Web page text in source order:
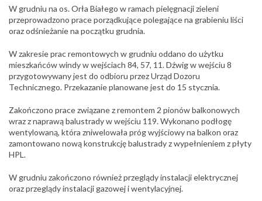
W grudniu na os. Orła Białego w ramach pielęgnacji zieleni
przeprowadzono prace porządkujące polegające na grabieniu liści
oraz odśnieżanie na początku grudnia.
W zakresie prac remontowych w grudniu oddano do użytku
mieszkańców windy w wejściach 84, 57, 11. Dźwig w wejściu 8
przygotowywany jest do odbioru przez Urząd Dozoru
Technicznego. Przekazanie planowane jest do 15 stycznia.
Zakończono prace związane z remontem 2 pionów balkonowych
wraz z naprawą balustrady w wejściu 119. Wykonano podłogę
wentylowaną, która zniwelowała próg wyjściowy na balkon oraz
zamontowano nową konstrukcję balustrady z wypełnieniem z płyty
HPL.
W grudniu zakończono również przeglądy instalacji elektrycznej
oraz przeglądy instalacji gazowej i wentylacyjnej.